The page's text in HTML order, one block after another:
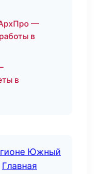
—
в
в
Южный
Главная